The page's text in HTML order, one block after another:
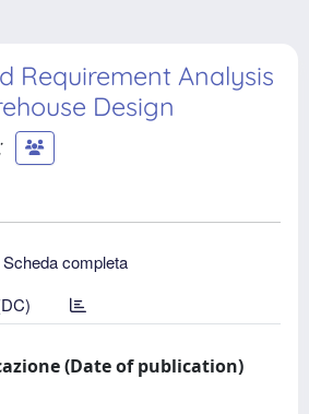
Requirement Analysis
Design
Scheda completa
(Date of publication)